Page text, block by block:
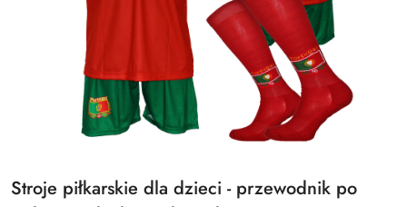
Tytuł
Stroje piłkarskie dla dzieci - przewodnik po